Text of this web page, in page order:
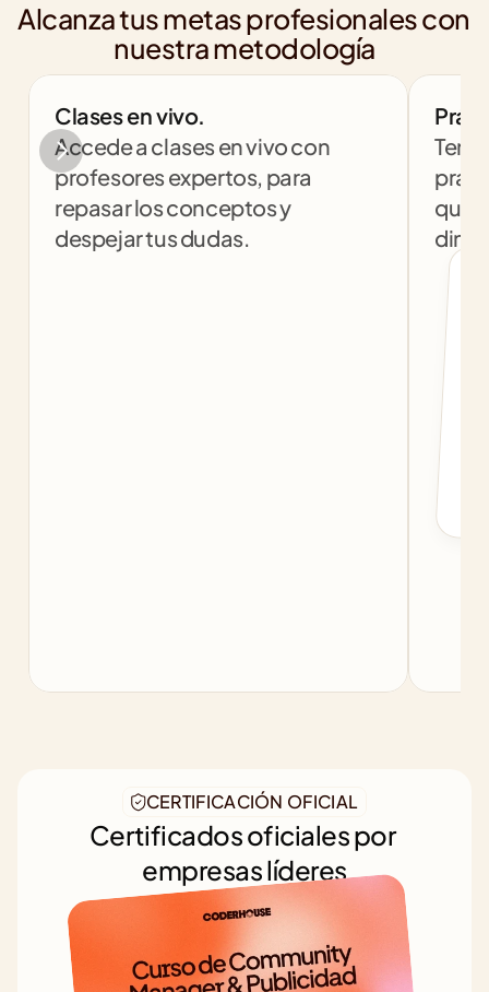
Alcanza tus metas profesionales con
nuestra metodología
Clases en vivo.
Accede a clases en vivo con
profesores expertos, para
repasar los conceptos y
despejar tus dudas.
que
CERTIFICACIÓN OFICIAL
Certificados oficiales por
empresas líderes